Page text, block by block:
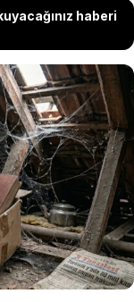
haberi
unuttuğu
çöpe
bin TL olduğu